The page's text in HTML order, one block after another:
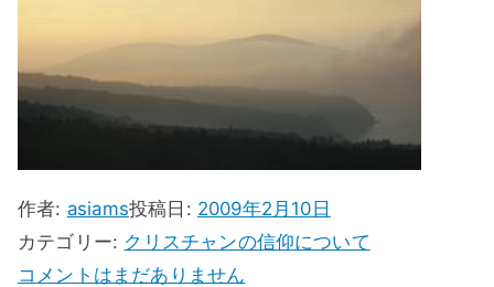
作者: asiams投稿日: 2009年2月10日
カテゴリー: クリスチャンの信仰について
ク
コメントはまだありません